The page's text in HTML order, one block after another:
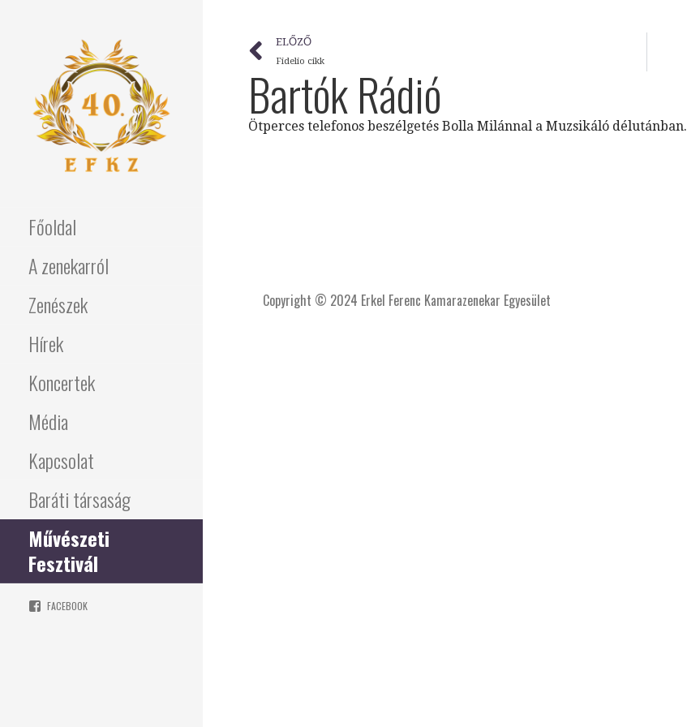
Főoldal
A zenekarról
Zenészek
Hírek
Koncertek
Média
Kapcsolat
Baráti társaság
Művészeti
Fesztivál
FACEBOOK
ELŐZŐ
Fidelio cikk
Bartók Rádió
Ötperces telefonos beszélgetés Bolla Milánnal a Muzsikáló délutánban.
Copyright © 2024 Erkel Ferenc Kamarazenekar Egyesület